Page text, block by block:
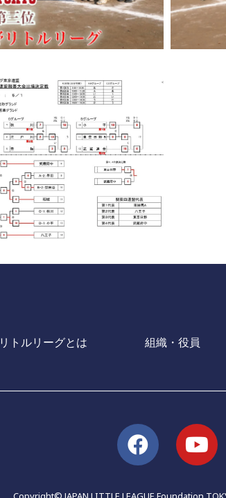
リトルリーグとは 組織・役員